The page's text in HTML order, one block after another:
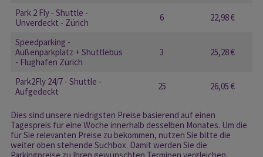
Park 2 Fly - Shuttle -
Unverdeckt - Zürich
6 22,98 €
Speedparking -
Außenparkplatz + Shuttlebus
- Flughafen Zürich
3 25,28 €
Park2Fly 24/7 - Shuttle -
Aufgedeckt
25 26,05 €
Dies sind unsere niedrigsten Preise basierend auf einen
Tagespreis für eine Woche innerhalb desselben Monates. Um die
für Sie relevanten Preise zu bekommen, nutzen Sie bitte die
weiter oben stehende Suchbox. Damit werden Sie die